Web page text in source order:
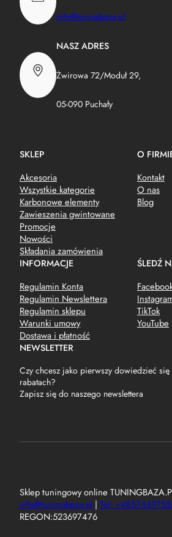
info@tuningbaza.pl
NASZ ADRES
Żwirowa 72/Moduł 29,
05-090 Puchały
SKLEP
Akcesoria
Wszystkie kategorie
Karbonowe elementy
Zawieszenia gwintowane
Promocje
Nowości
Składania zamówienia
O
Kontakt
O nas
Blog
INFORMACJE
Regulamin Konta
Regulamin Newslettera
Regulamin sklepu
Warunki umowy
Dostawa i płatność
ŚLEDŹ
TikTok
YouTube
NEWSLETTER
Czy chcesz jako pierwszy dowiedzieć
rabatach?
Zapisz się do naszego newslettera
a
Sklep tuningowy online
info@tuningbaza.pl | Tel:
REGON:523697476